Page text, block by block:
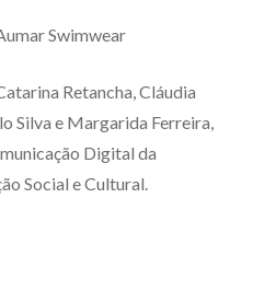
Swimwear
Retancha, Cláudia
Silva e Margarida Ferreira,
Digital da
Social e Cultural.